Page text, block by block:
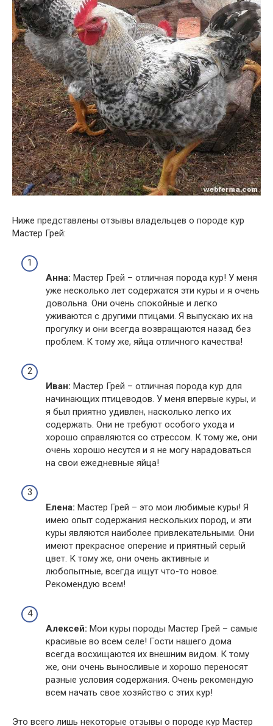
Ниже представлены отзывы владельцев о породе кур
Мастер Грей:
Анна: Мастер Грей – отличная порода кур! У меня
уже несколько лет содержатся эти куры и я очень
довольна. Они очень спокойные и легко
уживаются с другими птицами. Я выпускаю их на
прогулку и они всегда возвращаются назад без
проблем. К тому же, яйца отличного качества!
Иван: Мастер Грей – отличная порода кур для
начинающих птицеводов. У меня впервые куры, и
я был приятно удивлен, насколько легко их
содержать. Они не требуют особого ухода и
хорошо справляются со стрессом. К тому же, они
очень хорошо несутся и я не могу нарадоваться
на свои ежедневные яйца!
Елена: Мастер Грей – это мои любимые куры! Я
имею опыт содержания нескольких пород, и эти
куры являются наиболее привлекательными. Они
имеют прекрасное оперение и приятный серый
цвет. К тому же, они очень активные и
любопытные, всегда ищут что-то новое.
Рекомендую всем!
Алексей: Мои куры породы Мастер Грей – самые
красивые во всем селе! Гости нашего дома
всегда восхищаются их внешним видом. К тому
же, они очень выносливые и хорошо переносят
разные условия содержания. Очень рекомендую
всем начать свое хозяйство с этих кур!
Это всего лишь некоторые отзывы о породе кур Мастер